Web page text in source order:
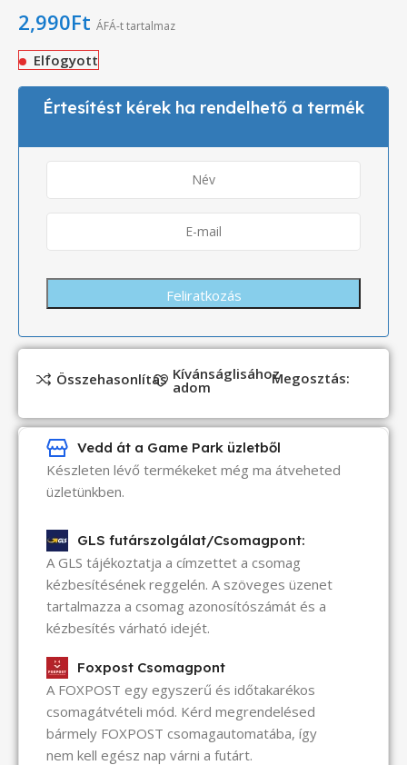
2,990Ft ÁFÁ-t tartalmaz
Elfogyott
Értesítést kérek ha rendelhető a termék
Összehasonlítás Kívánságlisához
adom Megosztás:
Vedd át a Game Park üzletből
Készleten lévő termékeket még ma átveheted
üzletünkben.
GLS futárszolgálat/Csomagpont:
A GLS tájékoztatja a címzettet a csomag
kézbesítésének reggelén. A szöveges üzenet
tartalmazza a csomag azonosítószámát és a
kézbesítés várható idejét.
Foxpost Csomagpont
A FOXPOST egy egyszerű és időtakarékos
csomagátvételi mód. Kérd megrendelésed
bármely FOXPOST csomagautomatába, így
nem kell egész nap várni a futárt.